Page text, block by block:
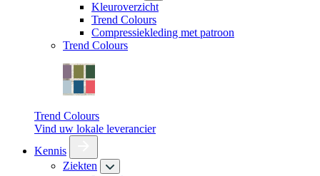
Kleuroverzicht
Trend Colours
Compressiekleding met patroon
Trend Colours
Trend Colours
Vind uw lokale leverancier
Kennis
Ziekten